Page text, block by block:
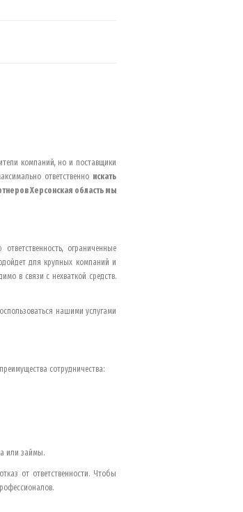
компаний, но и поставщики
ответственно искать
Херсонская областьмы
ограниченные
для крупных компаний и
в связи с нехваткой средств.
нашими услугами
сотрудничества:
или займы.
от ответственности. Чтобы